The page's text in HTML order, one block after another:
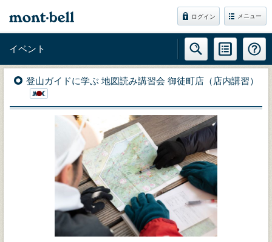
ログイン メニュー
イベント
登山ガイドに学ぶ 地図読み講習会 御徒町店（店内講習）